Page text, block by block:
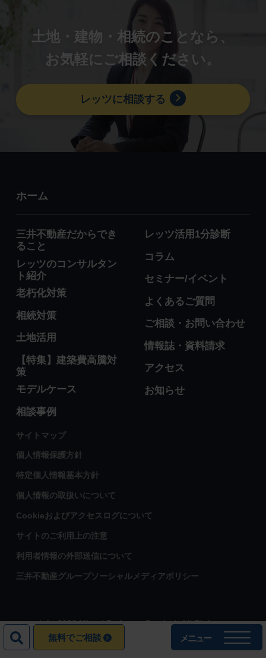
無料でご相談 メニュー
土地・建物・相続のことなら、
お気軽にご相談ください。
レッツに相談する
ホーム
三井不動産だからでき
ること
レッツのコンサルタン
ト紹介
老朽化対策
相続対策
土地活用
【特集】建築費高騰対
策
モデルケース
相談事例
レッツ活用1分診断
コラム
セミナー/イベント
よくあるご質問
ご相談・お問い合わせ
情報誌・資料請求
アクセス
お知らせ
サイトマップ
個人情報保護方針
特定個人情報基本方針
個人情報の取扱いについて
Cookieおよびアクセスログについて
サイトのご利用上の注意
利用者情報の外部送信について
三井不動産グループソーシャルメディアポリシー
copyright 2026 Mitsui Fudosan Co., Ltd. All Rights
Reserved.